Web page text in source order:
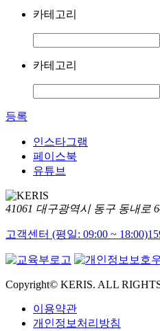
카테고리
카테고리
등록
인스타그램
페이스북
유튜브
41061 대구광역시 동구 동내로
고객센터 (평일: 09:00 ~ 18:00)
Copyright© KERIS. ALL
이용약관
개인정보처리방침